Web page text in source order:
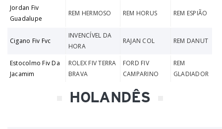
Jordan Fiv
Guadalupe
REM HERMOSO REM HORUS REM ESPIÃO
Cigano Fiv Fvc
INVENCÍVEL DA
HORA
RAJAN COL REM DANUT
Estocolmo Fiv Da
Jacamim
ROLEX FIV TERRA
BRAVA
FORD FIV
CAMPARINO
REM
GLADIADOR
HOLANDÊS